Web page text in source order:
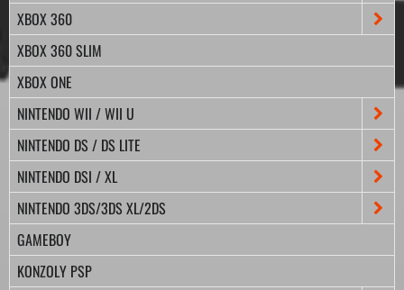
XBOX 360
XBOX 360 SLIM
XBOX ONE
NINTENDO WII / WII U
NINTENDO DS / DS LITE
NINTENDO DSI / XL
NINTENDO 3DS/3DS XL/2DS
GAMEBOY
KONZOLY PSP